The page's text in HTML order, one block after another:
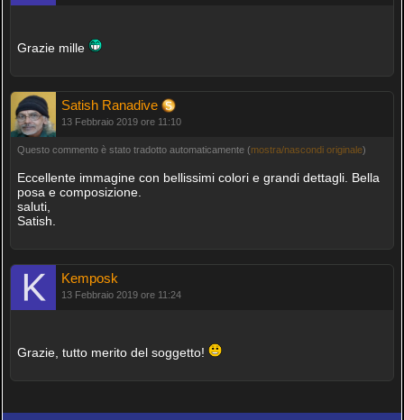
Grazie mille
Satish Ranadive
13 Febbraio 2019 ore 11:10
Questo commento è stato tradotto automaticamente (mostra/nascondi originale)
Eccellente immagine con bellissimi colori e grandi dettagli. Bella
posa e composizione.
saluti,
Satish.
Kemposk
13 Febbraio 2019 ore 11:24
Grazie, tutto merito del soggetto!